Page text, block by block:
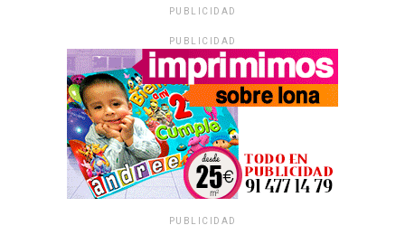
PUBLICIDAD
PUBLICIDAD
PUBLICIDAD